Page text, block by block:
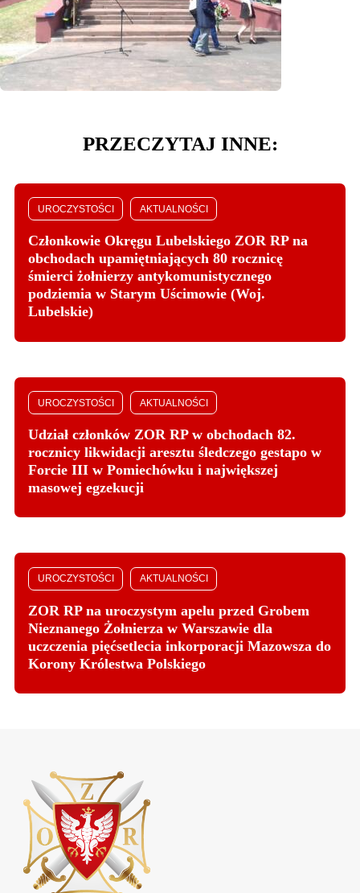
PRZECZYTAJ INNE:
UROCZYSTOŚCI AKTUALNOŚCI
Członkowie Okręgu Lubelskiego ZOR RP na
obchodach upamiętniających 80 rocznicę
śmierci żołnierzy antykomunistycznego
podziemia w Starym Uścimowie (Woj.
Lubelskie)
UROCZYSTOŚCI AKTUALNOŚCI
Udział członków ZOR RP w obchodach 82.
rocznicy likwidacji aresztu śledczego gestapo w
Forcie III w Pomiechówku i największej
masowej egzekucji
UROCZYSTOŚCI AKTUALNOŚCI
ZOR RP na uroczystym apelu przed Grobem
Nieznanego Żołnierza w Warszawie dla
uczczenia pięćsetlecia inkorporacji Mazowsza do
Korony Królestwa Polskiego